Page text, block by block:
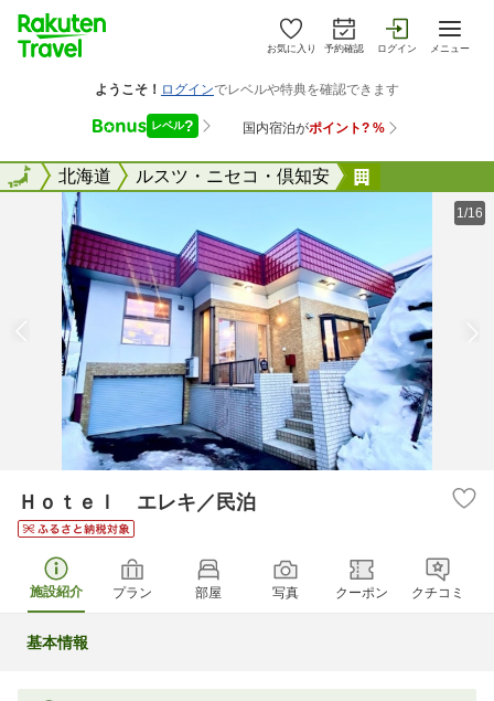
お気に入り 予約確認 ログイン メニュー
全国北海道 ルスツ・ニセコ・倶知安
全国
1/16
Ｈｏｔｅｌ エレキ／民泊
施設紹介 プラン 部屋 写真 クーポン クチコミ
基本情報